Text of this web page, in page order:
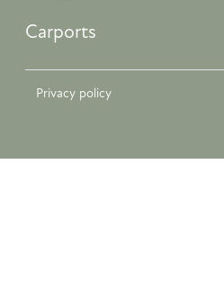
Carports
Privacy policy